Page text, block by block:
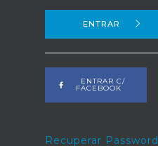
ENTRAR
ENTRAR C/
FACEBOOK
Recuperar Password